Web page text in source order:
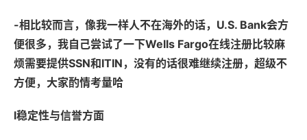
-相比较而言，像我一样人不在海外的话，U.S. Bank会方
便很多，我自己尝试了一下Wells Fargo在线注册比较麻
烦需要提供SSN和ITIN，没有的话很难继续注册，超级不
方便，大家酌情考量哈
l稳定性与信誉方面